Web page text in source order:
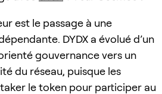
est le passage à une
DYDX a évolué d’un
gouvernance vers un
du réseau, puisque les
le token pour participer au